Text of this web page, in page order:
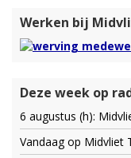
Werken bij
Deze week op
6 augustus (h):
Vandaag op Midvliet